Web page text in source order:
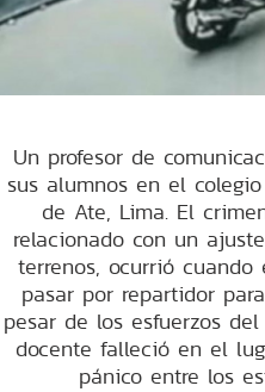
Un profesor de
sus alumnos en el
de Ate, Lima. El
relacionado con un
terrenos, ocurrió
pasar por repartidor
pesar de los esfuerzos
docente falleció en el
pánico entre los